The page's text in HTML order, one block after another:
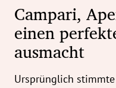
Untermenü
Untermenü
Untermenü
Campari,
einen
ausmacht
Ursprünglich